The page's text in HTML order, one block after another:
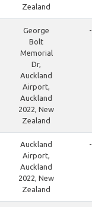
Zealand
George
Bolt
Memorial
Dr,
Auckland
Airport,
Auckland
2022, New
Zealand
-
Auckland
Airport,
Auckland
2022, New
Zealand
-